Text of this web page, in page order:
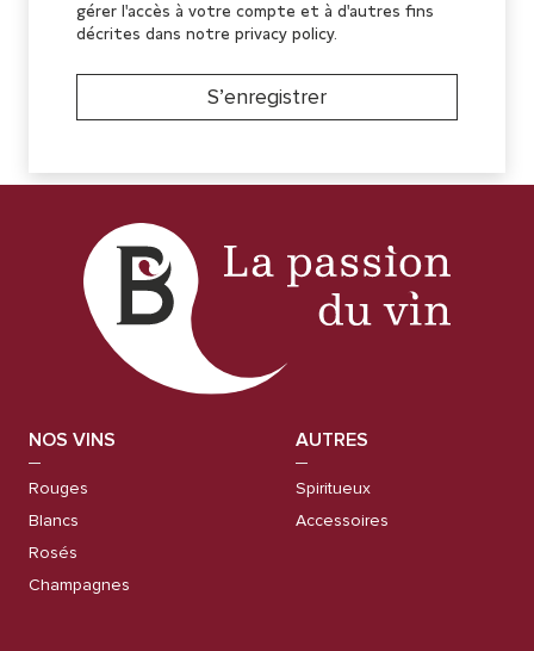
gérer l'accès à votre compte et à d'autres fins
décrites dans notre privacy policy.
S’enregistrer
NOS VINS
Rouges
Blancs
Rosés
Champagnes
AUTRES
Spiritueux
Accessoires